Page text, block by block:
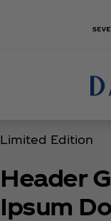
Limited Edition
Header
Ipsum